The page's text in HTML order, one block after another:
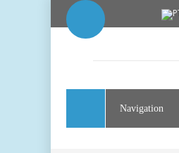
Navigation